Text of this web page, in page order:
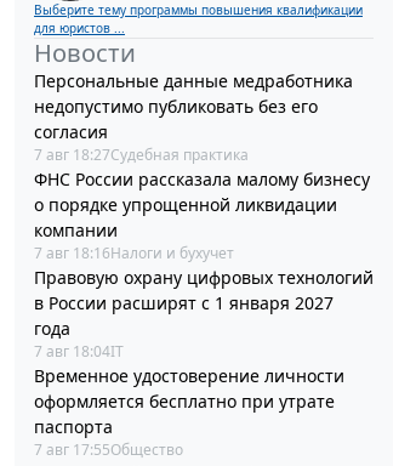
Выберите тему программы повышения квалификации
для юристов ...
Новости
Персональные данные медработника
недопустимо публиковать без его
согласия
7 авг 18:27Судебная практика
ФНС России рассказала малому бизнесу
о порядке упрощенной ликвидации
компании
7 авг 18:16Налоги и бухучет
Правовую охрану цифровых технологий
в России расширят с 1 января 2027
года
7 авг 18:04IT
Временное удостоверение личности
оформляется бесплатно при утрате
паспорта
7 авг 17:55Общество